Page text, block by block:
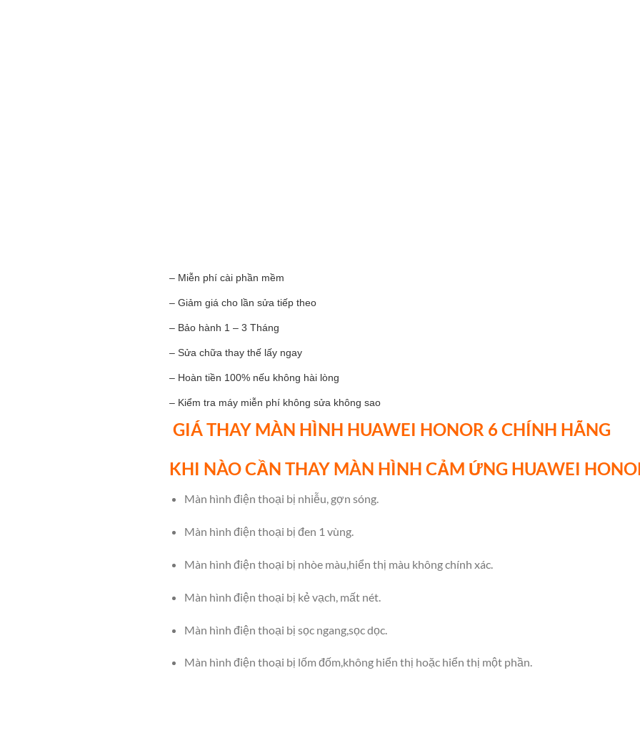
– Miễn phí cài phần mềm
– Giảm giá cho lần sửa tiếp theo
– Bảo hành 1 – 3 Tháng
– Sửa chữa thay thế lấy ngay
– Hoàn tiền 100% nếu không hài lòng
– Kiểm tra máy miễn phí không sửa không sao
GIÁ THAY MÀN HÌNH HUAWEI HONOR 6 CHÍNH HÃNG
KHI NÀO CẦN THAY MÀN HÌNH CẢM ỨNG HUAWEI
Màn hình điện thoại bị nhiễu, gợn sóng.
Màn hình điện thoại bị đen 1 vùng.
Màn hình điện thoại bị nhòe màu,hiển thị màu không chính xác.
Màn hình điện thoại bị kẻ vạch, mất nét.
Màn hình điện thoại bị sọc ngang,sọc dọc.
Màn hình điện thoại bị lốm đốm,không hiển thị hoặc hiển thị một phần.